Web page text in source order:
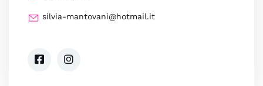
silvia-mantovani@hotmail.it